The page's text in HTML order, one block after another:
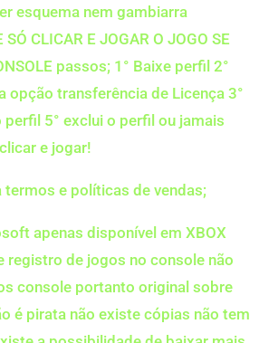
esquema nem gambiarra
CLICAR E JOGAR O JOGO SE
passos; 1° Baixe perfil 2°
opção transferência de Licença 3°
perfil 5° exclui o perfil ou jamais
e jogar!
e políticas de vendas;
apenas disponível em XBOX
registro de jogos no console não
console portanto original sobre
é pirata não existe cópias não tem